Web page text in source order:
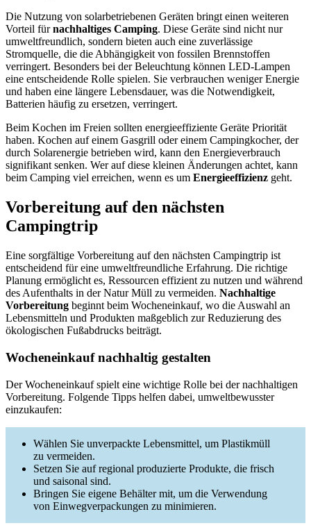
Die Nutzung von solarbetriebenen Geräten bringt einen weiteren
Vorteil fürnachhaltiges Camping. Diese Geräte sind nicht nur
umweltfreundlich, sondern bieten auch eine zuverlässige
Stromquelle, die die Abhängigkeit von fossilen Brennstoffen
verringert. Besonders bei der Beleuchtung können LED-Lampen
eine entscheidende Rolle spielen. Sie verbrauchen weniger Energie
und haben eine längere Lebensdauer, was die Notwendigkeit,
Batterien häufig zu ersetzen, verringert.
Beim Kochen im Freien sollten energieeffiziente Geräte Priorität
haben. Kochen auf einem Gasgrill oder einem Campingkocher, der
durch Solarenergie betrieben wird, kann den Energieverbrauch
signifikant senken. Wer auf diese kleinen Änderungen achtet, kann
beim Camping viel erreichen, wenn es um Energieeffizienz geht.
Vorbereitung auf den nächsten
Campingtrip
Eine sorgfältige Vorbereitung auf den nächsten Campingtrip ist
entscheidend für eine umweltfreundliche Erfahrung. Die richtige
Planung ermöglicht es, Ressourcen effizient zu nutzen und während
des Aufenthalts in der Natur Müll zu vermeiden. Nachhaltige
Vorbereitung beginnt beim Wocheneinkauf, wo die Auswahl an
Lebensmitteln und Produkten maßgeblich zur Reduzierung des
ökologischen Fußabdrucks beiträgt.
Wocheneinkauf nachhaltig gestalten
Der Wocheneinkauf spielt eine wichtige Rolle bei der nachhaltigen
Vorbereitung. Folgende Tipps helfen dabei, umweltbewusster
einzukaufen:
Wählen Sie unverpackte Lebensmittel, um Plastikmüll
zu vermeiden.
Setzen Sie auf regional produzierte Produkte, die frisch
und saisonal sind.
Bringen Sie eigene Behälter mit, um die Verwendung
von Einwegverpackungen zu minimieren.